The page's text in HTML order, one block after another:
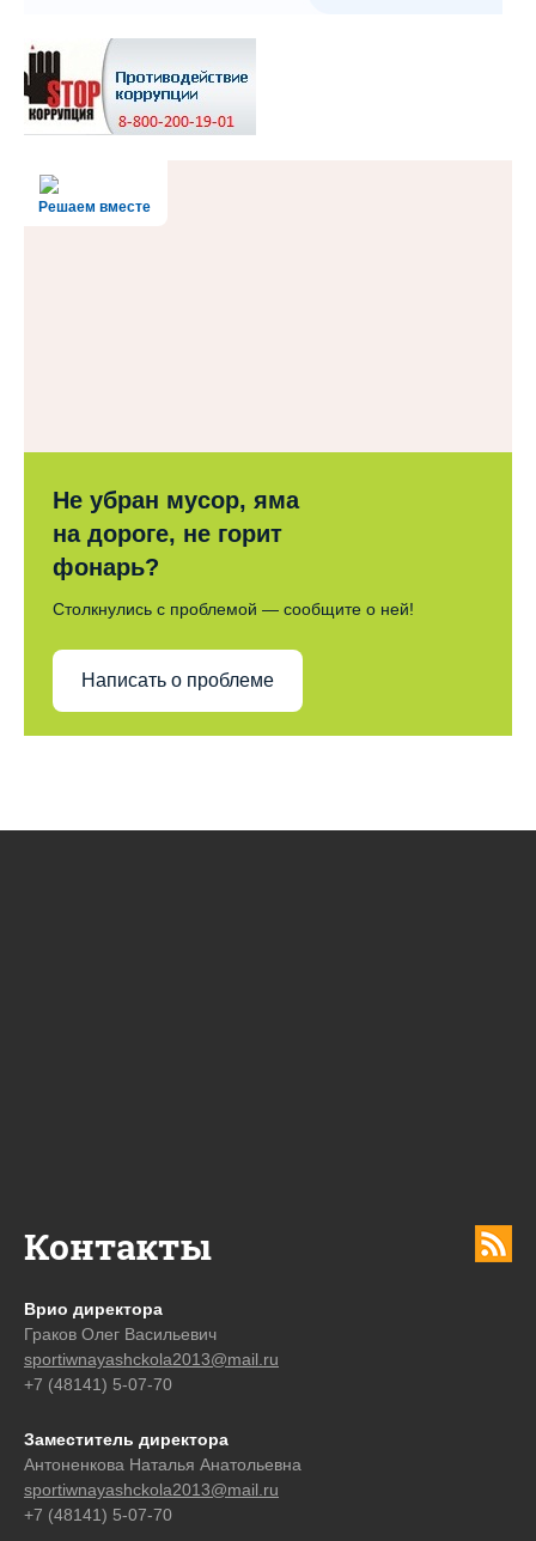
Решаем вместе
Не убран мусор, яма
на дороге, не горит
фонарь?
Столкнулись с проблемой — сообщите о ней!
Написать о проблеме
Контакты
Врио директора
Граков Олег Васильевич
sportiwnayashckola2013@mail.ru
+7 (48141) 5-07-70
Заместитель директора
Антоненкова Наталья Анатольевна
sportiwnayashckola2013@mail.ru
+7 (48141) 5-07-70